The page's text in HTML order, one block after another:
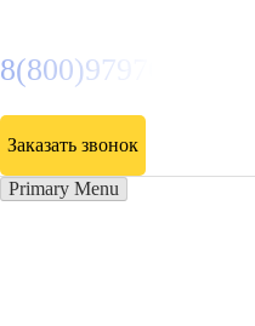
8(800)9797043
Заказать звонок
Primary Menu